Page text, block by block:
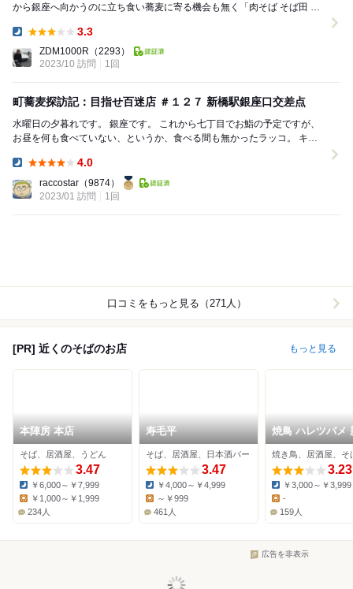
から銀座へ向かうのに立ち食い蕎麦に寄る機会も無く「肉そば そば田 新
3.3
ZDM1000R （2293）
2023/10 訪問
1回
町蕎麦探訪記：目指せ百迷店 ＃１２７ 新橋駅銀座口交差点
水曜日の夕暮れです。 銀座です。 これから七丁目でお鮨の予定ですが、
お昼を何も食べていない、というか、食べる間も無かったラッコ。 キュ
4.0
raccostar （9874）
2023/01 訪問
1回
口コミをもっと見る（271人）
[PR] 近くのそばのお店 もっと見る
本陣房 本店
そば、居酒屋、うどん
3.47
Dinner:
￥6,000～￥7,999
￥1,000～￥1,999
234人
寿毛平
そば、居酒屋、日本酒バー
3.47
Dinner:
￥4,000～￥4,999
～￥999
461人
焼鳥 ハレツバメ
店
焼き鳥、居酒屋、そ
3.23
Dinner:
￥3,000～￥3,999
-
159人
広告を非表示